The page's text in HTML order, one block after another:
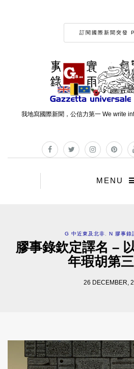
訂閱國際新聞突發
我地寫國際新聞，公信力第一 We write
MENU
G 中近東及北非 N 膠事錄
膠事錄欽定譯名 –
年瑕胡第
26 DECEMBER,